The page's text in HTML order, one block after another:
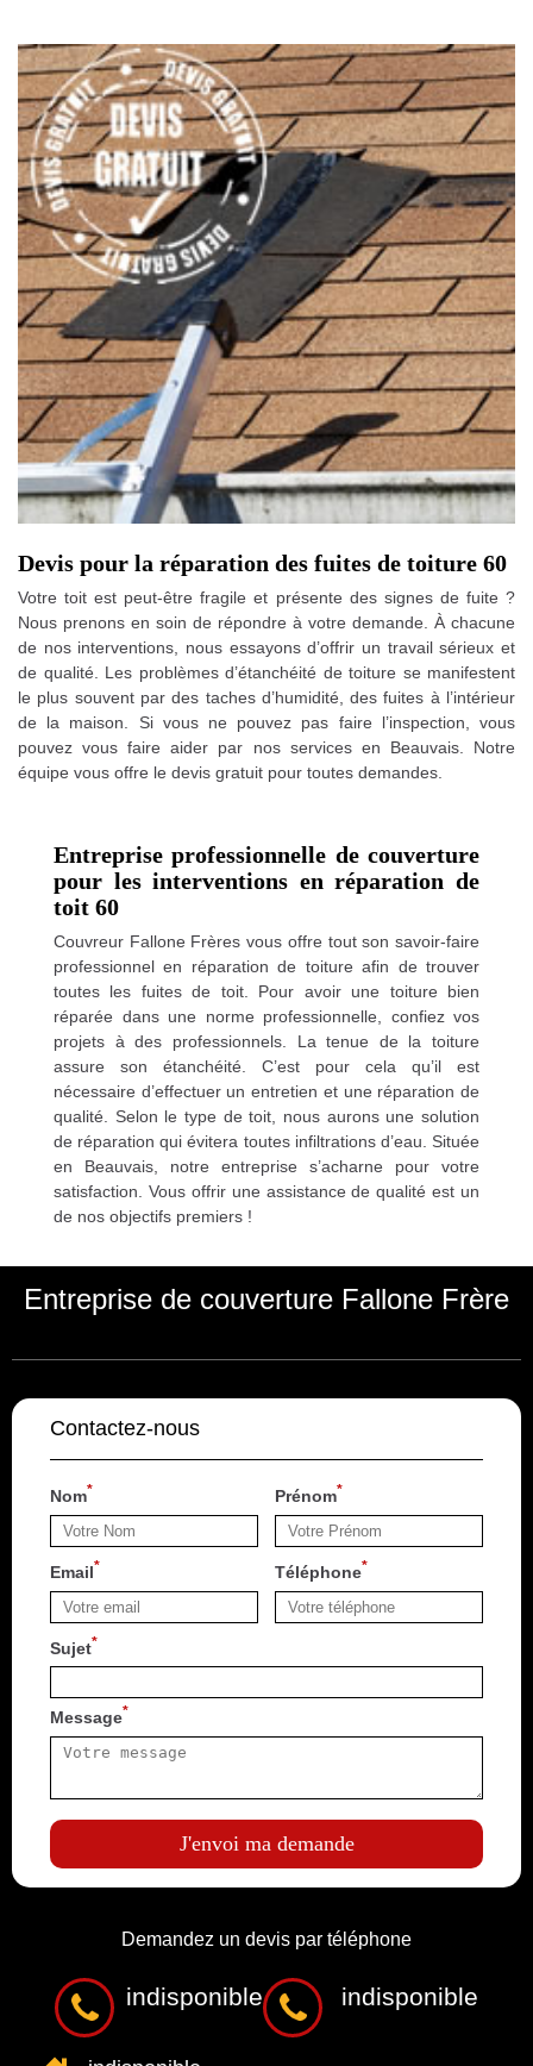
Devis pour la réparation des fuites de toiture 60
Votre toit est peut-être fragile et présente des signes de fuite ?
Nous prenons en soin de répondre à votre demande. À chacune
de nos interventions, nous essayons d’offrir un travail sérieux et
de qualité. Les problèmes d’étanchéité de toiture se manifestent
le plus souvent par des taches d’humidité, des fuites à l’intérieur
de la maison. Si vous ne pouvez pas faire l’inspection, vous
pouvez vous faire aider par nos services en Beauvais. Notre
équipe vous offre le devis gratuit pour toutes demandes.
Entreprise professionnelle de couverture
pour les interventions en réparation de
toit 60
Couvreur Fallone Frères vous offre tout son savoir-faire
professionnel en réparation de toiture afin de trouver
toutes les fuites de toit. Pour avoir une toiture bien
réparée dans une norme professionnelle, confiez vos
projets à des professionnels. La tenue de la toiture
assure son étanchéité. C’est pour cela qu’il est
nécessaire d’effectuer un entretien et une réparation de
qualité. Selon le type de toit, nous aurons une solution
de réparation qui évitera toutes infiltrations d’eau. Située
en Beauvais, notre entreprise s’acharne pour votre
satisfaction. Vous offrir une assistance de qualité est un
de nos objectifs premiers !
Entreprise de couverture Fallone Frère
Contactez-nous
Nom* Prénom*
Email* Téléphone*
Sujet*
Message*
Demandez un devis par téléphone
indisponible indisponible